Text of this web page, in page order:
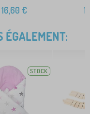
16,60 €
ÉGALEMENT:
STOCK